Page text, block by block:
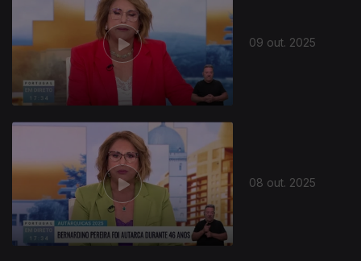
09 out. 2025
08 out. 2025